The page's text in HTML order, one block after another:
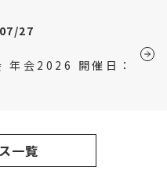
27
年会2026 開催日：
一覧